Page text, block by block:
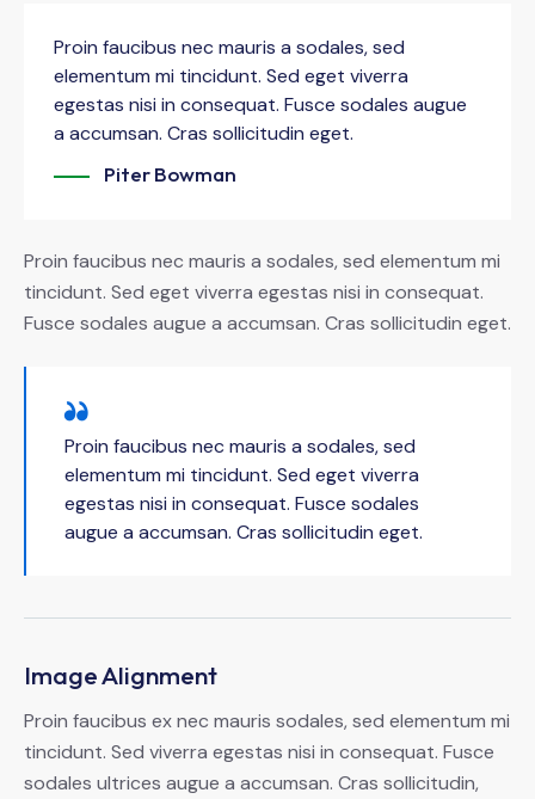
Proin faucibus nec mauris a sodales, sed
elementum mi tincidunt. Sed eget viverra
egestas nisi in consequat. Fusce sodales augue
a accumsan. Cras sollicitudin eget.
Piter Bowman
Proin faucibus nec mauris a sodales, sed elementum mi
tincidunt. Sed eget viverra egestas nisi in consequat.
Fusce sodales augue a accumsan. Cras sollicitudin eget.
Proin faucibus nec mauris a sodales, sed
elementum mi tincidunt. Sed eget viverra
egestas nisi in consequat. Fusce sodales
augue a accumsan. Cras sollicitudin eget.
Image Alignment
Proin faucibus ex nec mauris sodales, sed elementum mi
tincidunt. Sed viverra egestas nisi in consequat. Fusce
sodales ultrices augue a accumsan. Cras sollicitudin,